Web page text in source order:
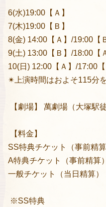
6(水)19:00【Ａ】
7(木)19:00【Ｂ】
8(金) 14:00【Ａ】/19:00【
9(土) 13:00【Ｂ】/18:00【
10(日) 12:00【Ａ】/17:00【
✴︎上演時間はおよそ115分
【劇場】 萬劇場（大塚駅
【料金】
SS特典チケット（事前精
A特典チケット（事前精
一般チケット（当日精算
※SS特典